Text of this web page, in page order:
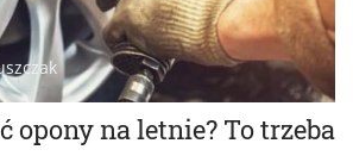
opony na letnie? To trzeba